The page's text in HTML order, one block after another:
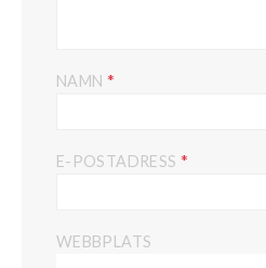
NAMN *
E-POSTADRESS *
WEBBPLATS